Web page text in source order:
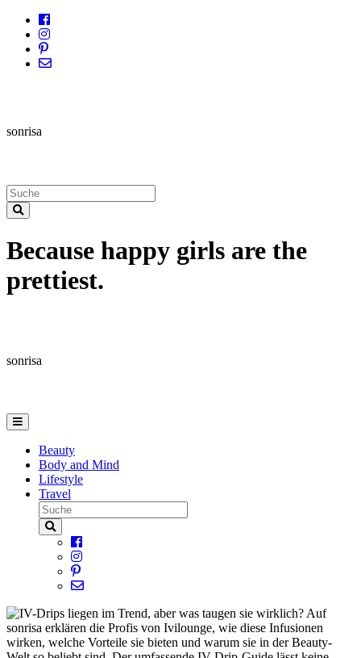
sonrisa
Because happy girls are the
prettiest.
sonrisa
Beauty
Body and Mind
Lifestyle
Travel